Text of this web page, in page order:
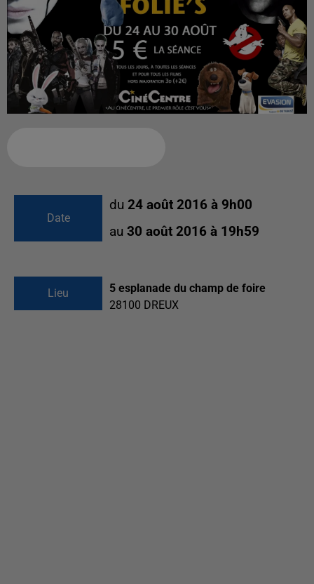
Date
du 24 août 2016 à 9h00
au 30 août 2016 à 19h59
Lieu
5 esplanade du champ de foire
28100 DREUX